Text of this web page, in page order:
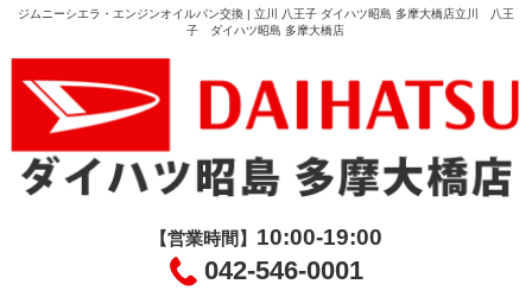
ジムニーシエラ・エンジンオイルパン交換 | 立川 八王子 ダイハツ昭島 多摩大橋店立川 八王
子 ダイハツ昭島 多摩大橋店
【営業時間】 10:00-19:00
042-546-0001